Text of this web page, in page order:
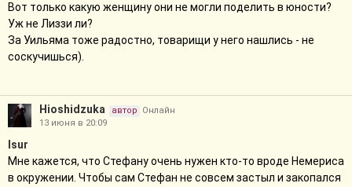
Вот только какую женщину они не могли поделить в юности?
Уж не Лиззи ли?
За Уильяма тоже радостно, товарищи у него нашлись - не
соскучишься).
Hioshidzuka автор
Онлайн
13 июня в 20:09
Isur
Мне кажется, что Стефану очень нужен кто-то вроде Немериса
в окружении. Чтобы сам Стефан не совсем застыл и закопался